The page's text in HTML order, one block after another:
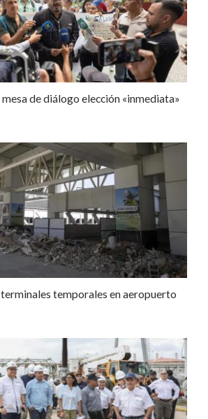
de diálogo elección «inmediata»
temporales en aeropuerto